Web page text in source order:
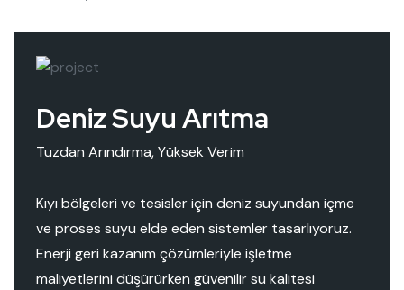
Deniz Suyu Arıtma
Tuzdan Arındırma, Yüksek Verim
Kıyı bölgeleri ve tesisler için deniz suyundan içme
ve proses suyu elde eden sistemler tasarlıyoruz.
Enerji geri kazanım çözümleriyle işletme
maliyetlerini düşürürken güvenilir su kalitesi